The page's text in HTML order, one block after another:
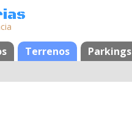
Terrenos Parkings